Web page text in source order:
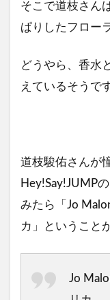
そこで道枝さん
ぱりしたフロー
どうやら、香水
えているそうで
道枝駿佑さんが
Hey!Say!JUMP
みたら「Jo
カ」ということ
Jo